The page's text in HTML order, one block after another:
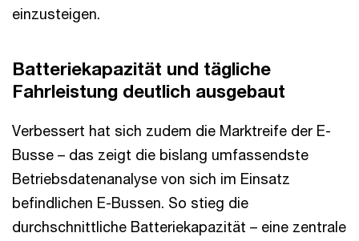
einzusteigen.
Batteriekapazität und tägliche
Fahrleistung deutlich ausgebaut
Verbessert hat sich zudem die Marktreife der E-
Busse – das zeigt die bislang umfassendste
Betriebsdatenanalyse von sich im Einsatz
befindlichen E-Bussen. So stieg die
durchschnittliche Batteriekapazität – eine zentrale